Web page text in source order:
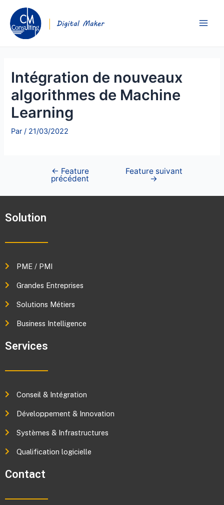
Intégration de nouveaux
algorithmes de Machine
Learning
Par/ 21/03/2022
← Feature
précédent
Feature suivant
→
Solution
PME / PMI
Grandes Entreprises
Solutions Métiers
Business Intelligence
Services
Conseil & Intégration
Développement & Innovation
Systèmes & Infrastructures
Qualification logicielle
Contact